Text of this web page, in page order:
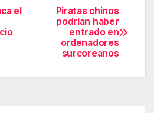
Piratas chinos
podrían haber
entrado en
ordenadores
surcoreanos
el